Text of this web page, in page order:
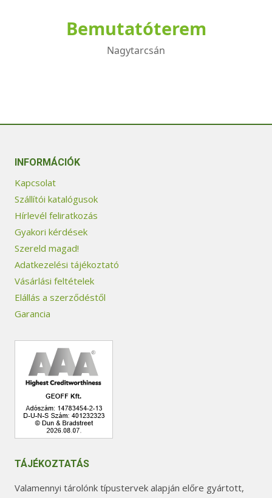
Bemutatóterem
Nagytarcsán
INFORMÁCIÓK
Kapcsolat
Szállítói katalógusok
Hírlevél feliratkozás
Gyakori kérdések
Szereld magad!
Adatkezelési tájékoztató
Vásárlási feltételek
Elállás a szerződéstől
Garancia
TÁJÉKOZTATÁS
Valamennyi tárolónk típustervek alapján előre gyártott,